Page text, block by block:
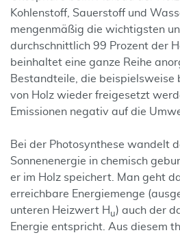
Kohlenstoff, Sauerstoff und
mengenmäßig die wichtigsten
durchschnittlich 99 Prozent der
beinhaltet eine ganze Reihe
Bestandteile, die beispielsweise
von Holz wieder freigesetzt
Emissionen negativ auf die
Bei der Photosynthese wandelt
Sonnenenergie in chemisch
er im Holz speichert. Man geht
erreichbare Energiemenge
unteren Heizwert H u) auch der
Energie entspricht. Aus diesem